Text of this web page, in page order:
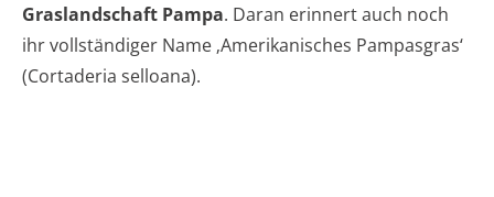
Graslandschaft Pampa. Daran erinnert auch noch
ihr vollständiger Name ‚Amerikanisches Pampasgras‘
(Cortaderia selloana).